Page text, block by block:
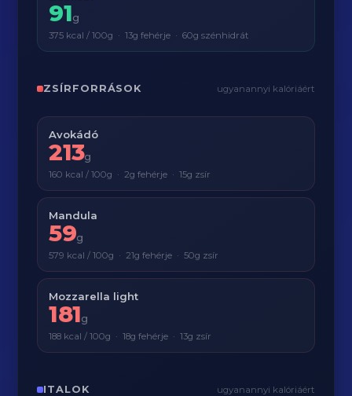
91g
375 kcal / 100g · 13g fehérje · 60g szénhidrát
ZSÍRFORRÁSOK ugyanannyi kalóriáért
Avokádó
213g
160 kcal / 100g · 2g fehérje · 15g zsír
Mandula
59g
579 kcal / 100g · 21g fehérje · 50g zsír
Mozzarella light
181g
188 kcal / 100g · 18g fehérje · 13g zsír
ITALOK ugyanannyi kalóriáért